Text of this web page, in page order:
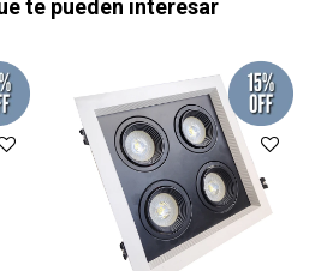
te pueden interesar